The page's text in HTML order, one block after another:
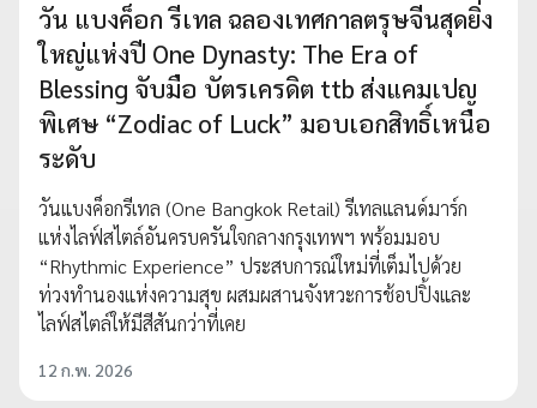
วัน แบงค็อก รีเทล ฉลองเทศกาลตรุษจีนสุดยิ่ง
ใหญ่แห่งปี One Dynasty: The Era of
Blessing จับมือ บัตรเครดิต ttb ส่งแคมเปญ
พิเศษ “Zodiac of Luck” มอบเอกสิทธิ์เหนือ
ระดับ
วันแบงค็อกรีเทล (One Bangkok Retail) รีเทลแลนด์มาร์ก
แห่งไลฟ์สไตล์อันครบครันใจกลางกรุงเทพฯ พร้อมมอบ
“Rhythmic Experience” ประสบการณ์ใหม่ที่เต็มไปด้วย
ท่วงทำนองแห่งความสุข ผสมผสานจังหวะการช้อปปิ้งและ
ไลฟ์สไตล์ให้มีสีสันกว่าที่เคย
12 ก.พ. 2026